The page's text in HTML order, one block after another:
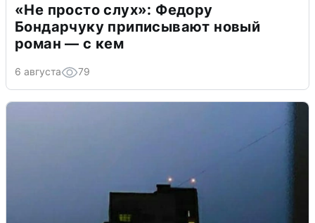
«Не просто слух»: Федору
Бондарчуку приписывают новый
роман — с кем
6 августа 79